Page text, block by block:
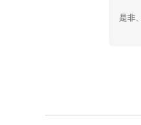
是非